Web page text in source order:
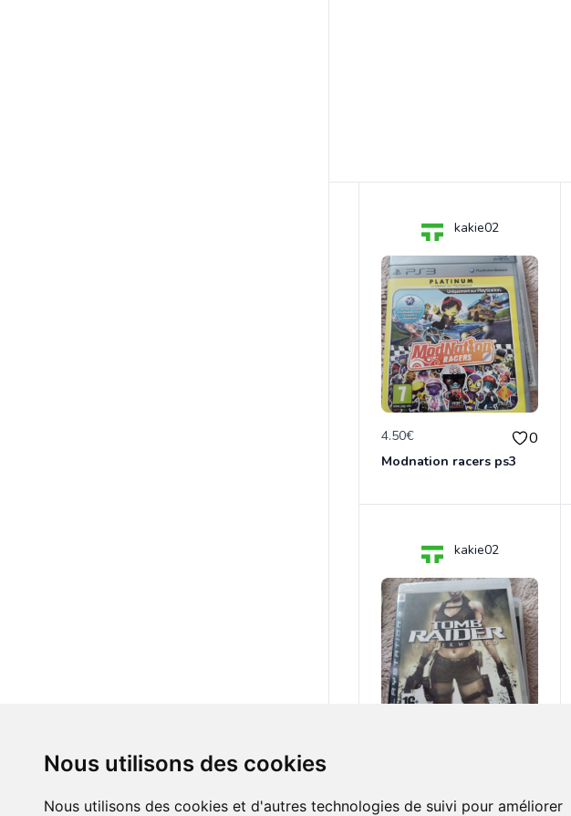
Nous utilisons des cookies
Nous utilisons des cookies et d'autres technologies de suivi pour améliorer
kakie02
4.50€ 0
Modnation racers ps3
kakie02